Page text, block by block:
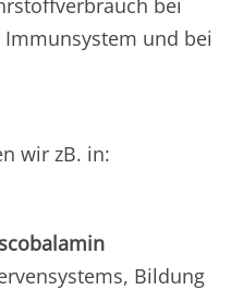
bei
und bei
wir zB. in:
Bildung